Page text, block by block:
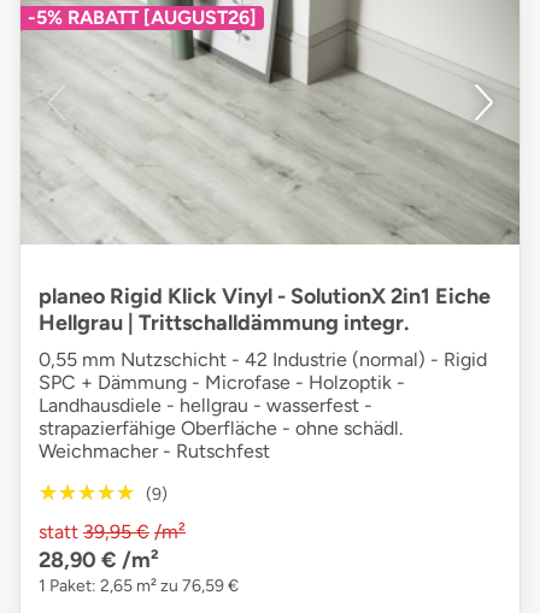
-5% RABATT [AUGUST26]
planeo Rigid Klick Vinyl - SolutionX 2in1 Eiche
Hellgrau | Trittschalldämmung integr.
0,55 mm Nutzschicht - 42 Industrie (normal) - Rigid
SPC + Dämmung - Microfase - Holzoptik -
Landhausdiele - hellgrau - wasserfest -
strapazierfähige Oberfläche - ohne schädl.
Weichmacher - Rutschfest
★★★★★
★★★★★ (9)
statt 39,95 € /m²
28,90 € /m²
1 Paket: 2,65 m² zu 76,59 €